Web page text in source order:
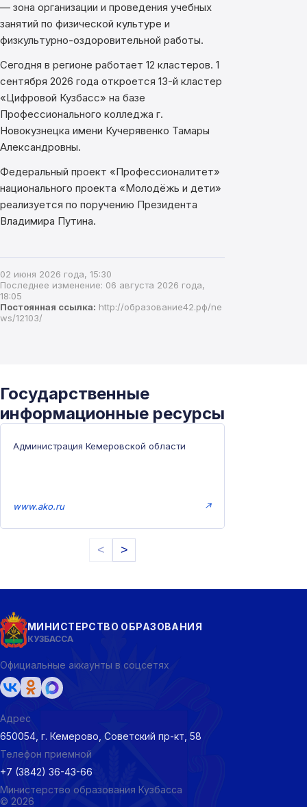
— зона организации и проведения учебных
занятий по физической культуре и
физкультурно-оздоровительной работы.
Сегодня в регионе работает 12 кластеров. 1
сентября 2026 года откроется 13-й кластер
«Цифровой Кузбасс» на базе
Профессионального колледжа г.
Новокузнецка имени Кучерявенко Тамары
Александровны.
Федеральный проект «Профессионалитет»
национального проекта «Молодёжь и дети»
реализуется по поручению Президента
Владимира Путина.
02 июня 2026 года, 15:30
Последнее изменение: 06 августа 2026 года,
18:05
Постоянная ссылка: http://образование42.рф/ne
ws/12103/
Государственные
информационные ресурсы
Администрация Кемеровской области
www.ako.ru ↗
< >
МИНИСТЕРСТВО ОБРАЗОВАНИЯ
КУЗБАССА
Официальные аккаунты в соцсетях
Телефон приемной
+7 (3842) 36-43-66
Адрес
650054, г. Кемерово, Советский пр-кт, 58
Министерство образования Кузбасса
© 2026